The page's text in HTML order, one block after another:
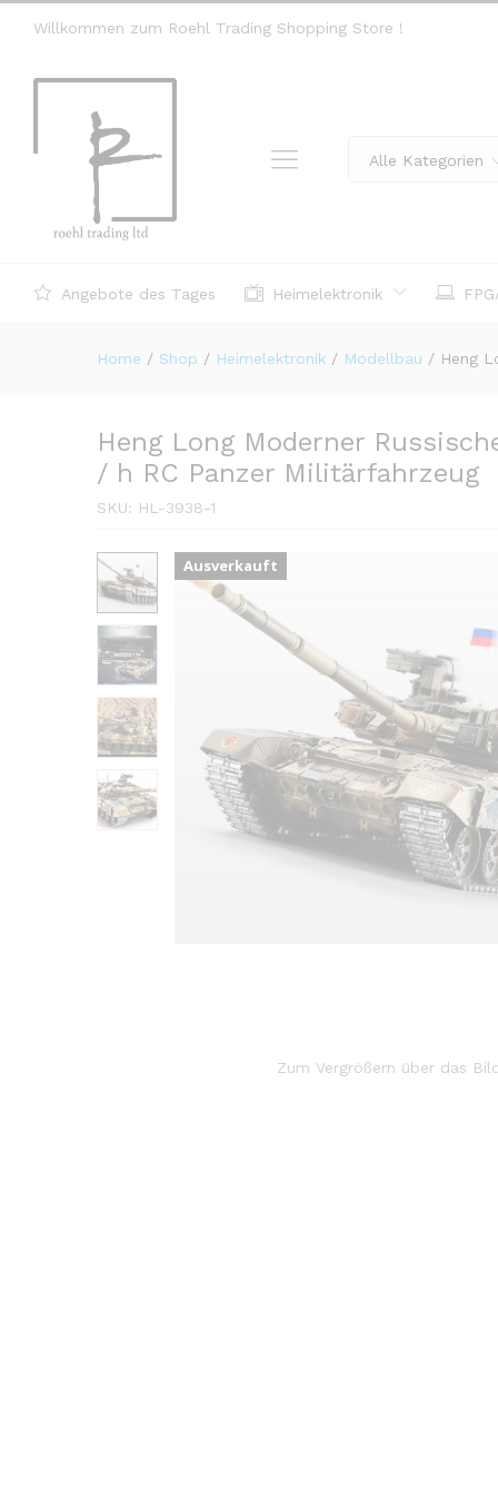
Willkommen zum Roehl Trading Shopping Store !
Alle Kategorien
Angebote des Tages Heimelektronik
Home / Shop / Heimelektronik / Modellbau / Heng
Heng Long Moderner
/ h RC Panzer Militärfahrzeug
SKU: HL-3938-1
Zum Vergrößern über das
Ausverkauft